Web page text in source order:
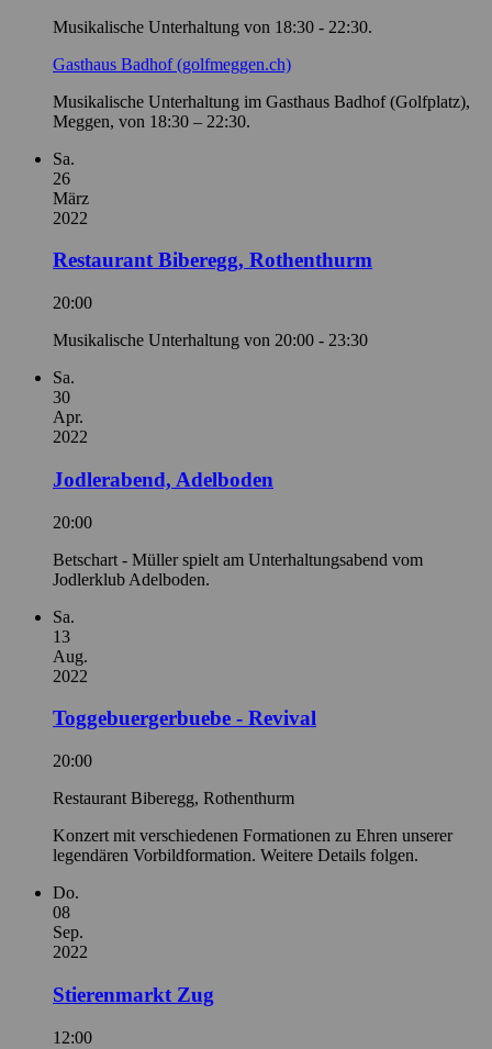
Musikalische Unterhaltung von 18:30 - 22:30.
Gasthaus Badhof (golfmeggen.ch)
Musikalische Unterhaltung im Gasthaus Badhof (Golfplatz),
Meggen, von 18:30 – 22:30.
Sa.
26
März
2022
Restaurant Biberegg, Rothenthurm
20:00
Musikalische Unterhaltung von 20:00 - 23:30
Sa.
30
Apr.
2022
Jodlerabend, Adelboden
20:00
Betschart - Müller spielt am Unterhaltungsabend vom
Jodlerklub Adelboden.
Sa.
13
Aug.
2022
Toggebuergerbuebe - Revival
20:00
Restaurant Biberegg, Rothenthurm
Konzert mit verschiedenen Formationen zu Ehren unserer
legendären Vorbildformation. Weitere Details folgen.
Do.
08
Sep.
2022
Stierenmarkt Zug
12:00